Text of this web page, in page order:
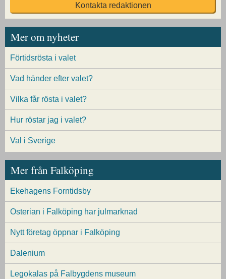
Kontakta redaktionen
Mer om nyheter
Förtidsrösta i valet
Vad händer efter valet?
Vilka får rösta i valet?
Hur röstar jag i valet?
Val i Sverige
Mer från Falköping
Ekehagens Forntidsby
Osterian i Falköping har julmarknad
Nytt företag öppnar i Falköping
Dalenium
Legokalas på Falbygdens museum